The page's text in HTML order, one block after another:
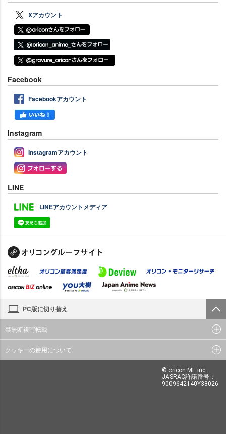
Xアカウント
Facebook
Facebookアカウント
Instagram
Instagramアカウント
LINE
LINEアカウントメディア
PC版に切り替え
禁無断複写転載
クッキーの使用について
© oricon ME inc.
JASRAC許諾番号：
9009642140Y38026